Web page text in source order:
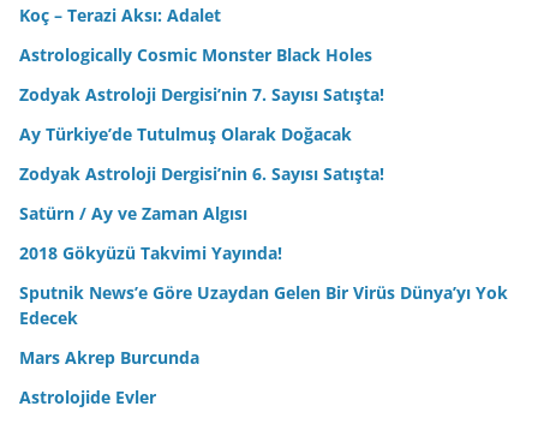
Koç – Terazi Aksı: Adalet
Astrologically Cosmic Monster Black Holes
Zodyak Astroloji Dergisi’nin 7. Sayısı Satışta!
Ay Türkiye’de Tutulmuş Olarak Doğacak
Zodyak Astroloji Dergisi’nin 6. Sayısı Satışta!
Satürn / Ay ve Zaman Algısı
2018 Gökyüzü Takvimi Yayında!
Sputnik News’e Göre Uzaydan Gelen Bir Virüs Dünya’yı Yok
Edecek
Mars Akrep Burcunda
Astrolojide Evler